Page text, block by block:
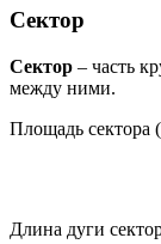
Сектор
Сектор – часть
между ними.
Площадь сектора
Длина дуги